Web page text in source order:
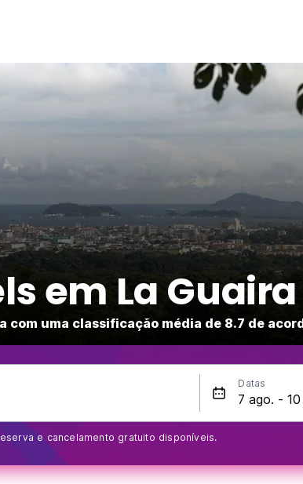
em La Guaira
com uma classificação média de 8.7 de
Datas
e cancelamento gratuito disponíveis.